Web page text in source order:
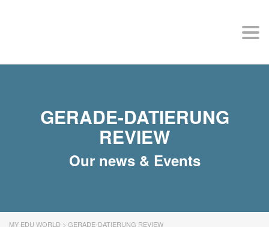
GERADE-DATIERUNG
REVIEW
Our news & Events
MY EDU WORLD > GERADE-DATIERUNG REVIEW